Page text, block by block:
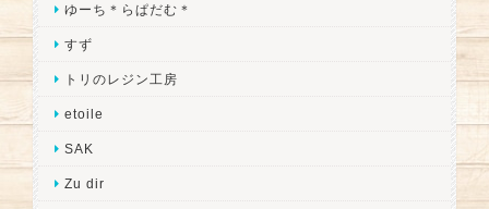
ゆーち＊らぱだむ＊
すず
トリのレジン工房
etoile
SAK
Zu dir